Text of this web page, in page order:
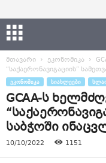
მთავარი ეკონომიკა
“საქაერონავიგაციის”
ᲔᲙᲝᲜᲝᲛᲘᲙᲐ ᲡᲘᲐᲮᲚᲔᲔᲑᲘ
GCAA-ს
საბჭოში
10/10/2022 1151